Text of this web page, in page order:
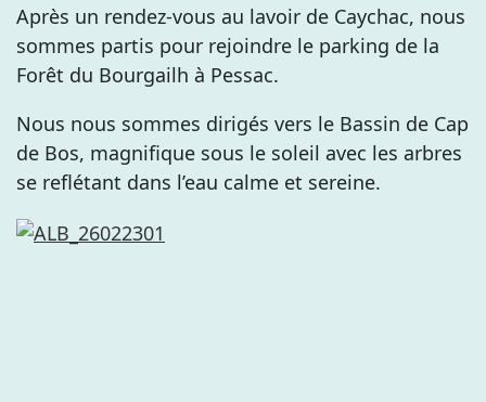
Après un rendez-vous au lavoir de Caychac, nous
sommes partis pour rejoindre le parking de la
Forêt du Bourgailh à Pessac.
Nous nous sommes dirigés vers le Bassin de Cap
de Bos, magnifique sous le soleil avec les arbres
se reflétant dans l’eau calme et sereine.